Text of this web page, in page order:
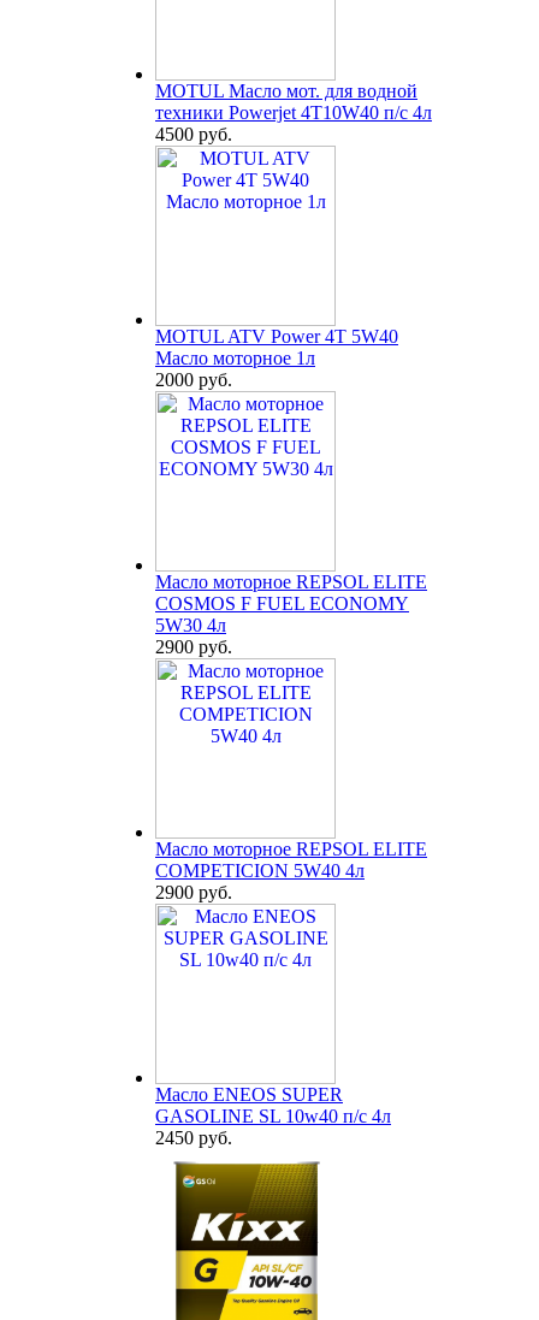
MOTUL Масло мот. для водной
техники Powerjet 4T10W40 п/с 4л
4500 руб.
MOTUL ATV Power 4T 5W40
Масло моторное 1л
2000 руб.
Масло моторное REPSOL ELITE
COSMOS F FUEL ECONOMY
5W30 4л
2900 руб.
Масло моторное REPSOL ELITE
COMPETICION 5W40 4л
2900 руб.
Масло ENEOS SUPER
GASOLINE SL 10w40 п/с 4л
2450 руб.